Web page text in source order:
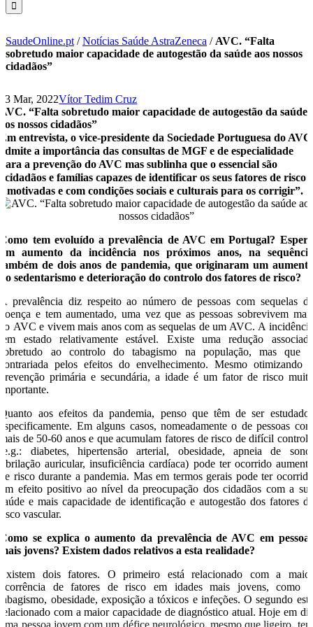
SaudeOnline.pt /Notícias Saúde AstraZeneca / AVC. “Falta
sobretudo maior capacidade de autogestão da saúde aos nossos
cidadãos”
23 Mar, 2022Vítor Tedim Cruz
AVC. “Falta sobretudo maior capacidade de autogestão da saúde
aos nossos cidadãos”
Em entrevista, o vice-presidente da Sociedade Portuguesa do AVC
admite a importância das consultas de MGF e de especialidade
para a prevenção do AVC mas sublinha que o essencial são
“cidadãos e famílias capazes de identificar os seus fatores de risco
e motivadas e com condições sociais e culturais para os corrigir”.
Como tem evoluído a prevalência de AVC em Portugal? Espera
um aumento da incidência nos próximos anos, na sequência
também de dois anos de pandemia, que originaram um aumento
do sedentarismo e deterioração do controlo dos fatores de risco?
A prevalência diz respeito ao número de pessoas com sequelas da
doença e tem aumentado, uma vez que as pessoas sobrevivem mais
ao AVC e vivem mais anos com as sequelas de um AVC. A incidência
tem estado relativamente estável. Existe uma redução associada
sobretudo ao controlo do tabagismo na população, mas que é
contrariada pelos efeitos do envelhecimento. Mesmo otimizando a
prevenção primária e secundária, a idade é um fator de risco muito
importante.
Quanto aos efeitos da pandemia, penso que têm de ser estudados
especificamente. Em alguns casos, nomeadamente o de pessoas com
mais de 50-60 anos e que acumulam fatores de risco de difícil controlo
(e.g.: diabetes, hipertensão arterial, obesidade, apneia de sono,
fibrilação auricular, insuficiência cardíaca) pode ter ocorrido aumento
de risco durante a pandemia. Mas em termos gerais pode ter ocorrido
um efeito positivo ao nível da preocupação dos cidadãos com a sua
saúde e mais capacidade de identificação e autogestão dos fatores de
risco vascular.
Como se explica o aumento da prevalência de AVC em pessoas
mais jovens? Existem dados relativos a esta realidade?
Existem dois fatores. O primeiro está relacionado com a maior
ocorrência de fatores de risco em idades mais jovens, como o
tabagismo, obesidade, exposição a tóxicos e infeções. O segundo está
relacionado com a maior capacidade de diagnóstico atual. Hoje em dia
uma pessoa jovem com um défice neurológico, mesmo que ligeiro, tem